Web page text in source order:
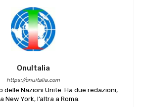
OnuItalia
https://onuitalia.com
delle Nazioni Unite. Ha due redazioni,
New York, l’altra a Roma.